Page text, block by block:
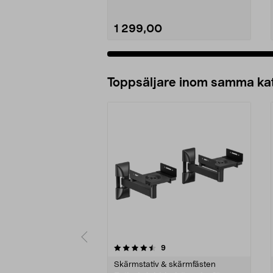
1 299,00
Toppsäljare inom samma
9recensioner
Skärmstativ & skärmfästen
4.0 av 5 stjärnor